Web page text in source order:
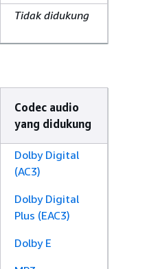
Tidak didukung
Codec audio
yang didukung
Dolby Digital
(AC3)
Dolby Digital
Plus (EAC3)
Dolby E